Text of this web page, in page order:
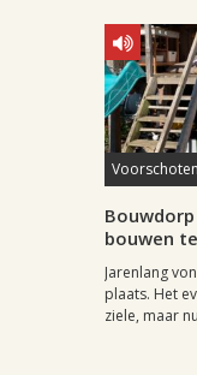
bouwen
Jarenlang
plaats. Het
ziele, maar